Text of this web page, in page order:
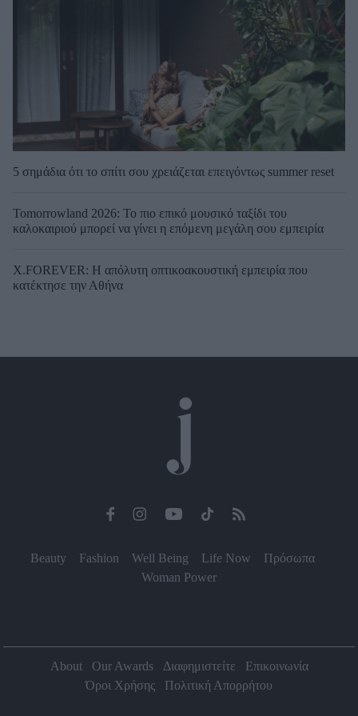
5 σημάδια ότι το σπίτι σου χρειάζεται επειγόντως summer reset
Tomorrowland 2026: Το πιο επικό μουσικό ταξίδι του
καλοκαιριού μπορεί να γίνει η επόμενη μεγάλη σου εμπειρία
X.FOREVER: Η απόλυτη οπτικοακουστική εμπειρία που
κατέκτησε την Αθήνα
Beauty Fashion Well Being Life Now
Πρόσωπα
Woman Power
About Our Awards Διαφημιστείτε
Επικοινωνία
Όροι Χρήσης
Πολιτική Απορρήτου